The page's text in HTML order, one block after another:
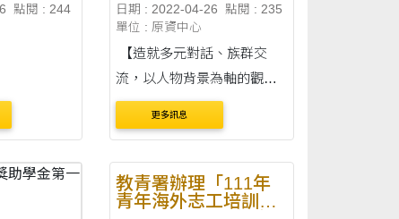
點閱 : 244
日期 : 2022-04-26
點閱 : 235
單位 : 原資中心
【造就多元對話、族群交
流，以人物背景為軸的觀點
講座】即是東海大學原資中
心- MATA當代原觀點講座主
指標性人物，號召東海師生
投入及關注文化族群議題，
更多訊息
教青署辦理「111年
青年海外志工培訓工